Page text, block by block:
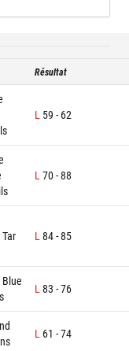
Résultat
L 59 - 62
L70-88
L84-85
Blue
L83 -76
L 61 -74